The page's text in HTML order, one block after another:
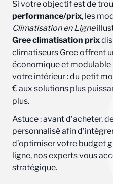
Si votre objectif est de
performance/prix, les
Climatisation en Ligne
Gree climatisation prix
climatiseurs Gree offrent
économique et
votre intérieur : du petit
€ aux solutions plus
plus.
Astuce : avant d’acheter,
personnalisé afin
d’optimiser votre budget
ligne, nos experts vous
stratégique.